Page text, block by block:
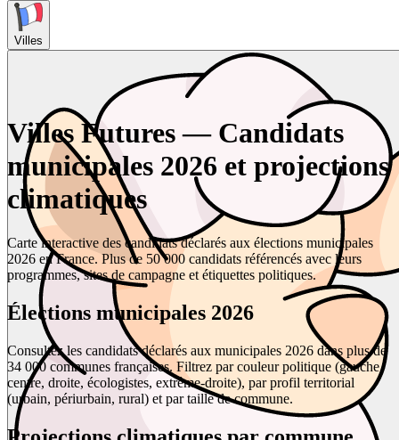
Villes
Villes Futures — Candidats
municipales 2026 et projections
climatiques
Carte interactive des candidats déclarés aux élections municipales
2026 en France. Plus de 50 000 candidats référencés avec leurs
programmes, sites de campagne et étiquettes politiques.
Élections municipales 2026
Consultez les candidats déclarés aux municipales 2026 dans plus de
34 000 communes françaises. Filtrez par couleur politique (gauche,
centre, droite, écologistes, extrême-droite), par profil territorial
(urbain, périurbain, rural) et par taille de commune.